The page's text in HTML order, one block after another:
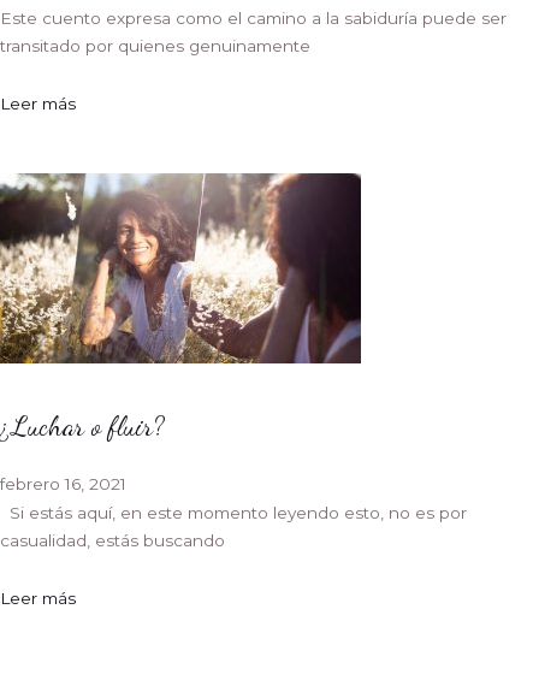
Este cuento expresa como el camino a la sabiduría puede ser
transitado por quienes genuinamente
Leer más
¿Luchar o fluir?
febrero 16, 2021
Si estás aquí, en este momento leyendo esto, no es por
casualidad, estás buscando
Leer más